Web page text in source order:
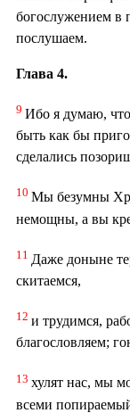
богослужением в
послушаем.
Глава 4.
9 Ибо я думаю,
быть как бы
сделались
10 Мы безумны
немощны, а вы
11 Даже доныне
скитаемся,
12 и трудимся,
благословляем;
13 хулят нас, мы
всеми